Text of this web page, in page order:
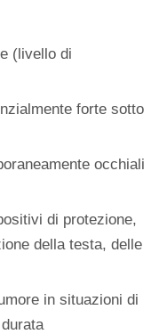
(livello di
forte sotto
occhiali
di protezione,
della testa, delle
in situazioni di